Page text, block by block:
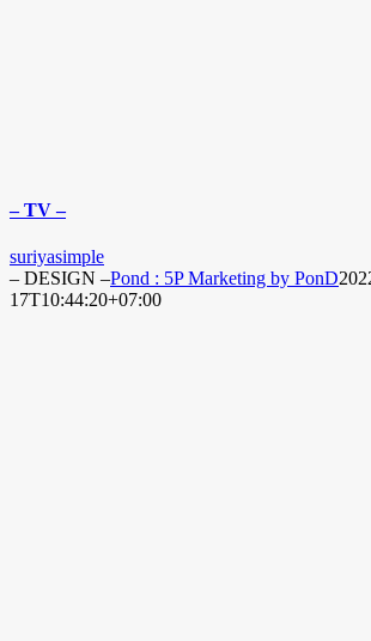
– TV –
suriyasimple
– DESIGN –Pond : 5P Marketing by PonD
17T10:44:20+07:00